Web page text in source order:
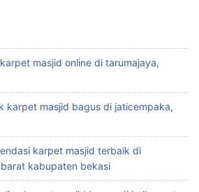
masjid online di tarumajaya,
karpet masjid bagus di jaticempaka,
karpet masjid terbaik di
kabupaten bekasi